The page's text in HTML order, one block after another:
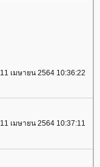
11 เมษายน 2564 10:36:22
11 เมษายน 2564 10:37:11